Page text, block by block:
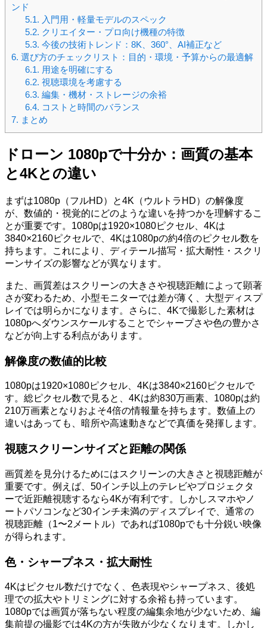
ンド
5.1. 入門用・軽量モデルのスペック
5.2. クリエイター・プロ向け機種の特徴
5.3. 今後の技術トレンド：8K、360°、AI補正など
6. 選び方のチェックリスト：目的・環境・予算からの最適解
6.1. 用途を明確にする
6.2. 視聴環境を考慮する
6.3. 編集・機材・ストレージの余裕
6.4. コストと時間のバランス
7. まとめ
ドローン 1080pで十分か：画質の基本
と4Kとの違い
まずは1080p（フルHD）と4K（ウルトラHD）の解像度
が、数値的・視覚的にどのような違いを持つかを理解するこ
とが重要です。1080pは1920×1080ピクセル、4Kは
3840×2160ピクセルで、4Kは1080pの約4倍のピクセル数を
持ちます。これにより、ディテール描写・拡大耐性・スクリ
ーンサイズの影響などが異なります。
また、画質差はスクリーンの大きさや視聴距離によって顕著
さが変わるため、小型モニターでは差が薄く、大型ディスプ
レイでは明らかになります。さらに、4Kで撮影した素材は
1080pへダウンスケールすることでシャープさや色の豊かさ
などが向上する利点があります。
解像度の数値的比較
1080pは1920×1080ピクセル、4Kは3840×2160ピクセルで
す。総ピクセル数で見ると、4Kは約830万画素、1080pは約
210万画素となりおよそ4倍の情報量を持ちます。数値上の
違いはあっても、暗所や高速動きなどで真価を発揮します。
視聴スクリーンサイズと距離の関係
画質差を見分けるためにはスクリーンの大きさと視聴距離が
重要です。例えば、50インチ以上のテレビやプロジェクタ
ーで近距離視聴するなら4Kが有利です。しかしスマホやノ
ートパソコンなど30インチ未満のディスプレイで、通常の
視聴距離（1〜2メートル）であれば1080pでも十分鋭い映像
が得られます。
色・シャープネス・拡大耐性
4Kはピクセル数だけでなく、色表現やシャープネス、後処
理での拡大やトリミングに対する余裕も持っています。
1080pでは画質が落ちない程度の編集余地が少ないため、編
集前提の撮影では4Kの方が失敗が少なくなります。しかし